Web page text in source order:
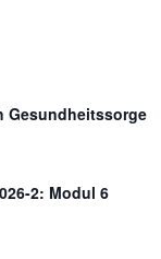
Gesundheitssorge
2: Modul 6